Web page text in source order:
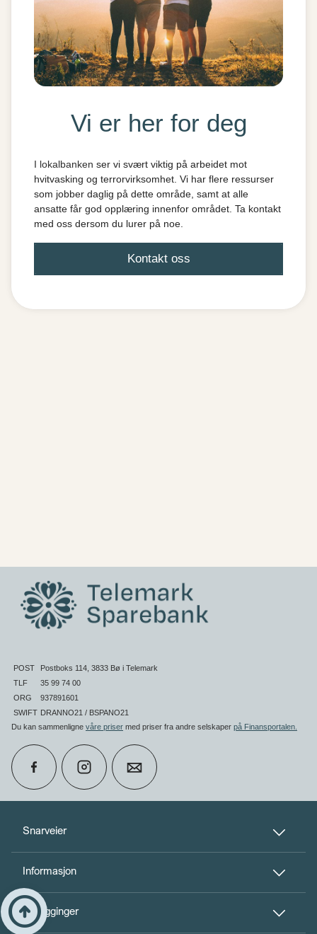
Vi er her for deg
I lokalbanken ser vi svært viktig på arbeidet mot
hvitvasking og terrorvirksomhet. Vi har flere ressurser
som jobber daglig på dette område, samt at alle
ansatte får god opplæring innenfor området. Ta kontakt
med oss dersom du lurer på noe.
Kontakt oss
Snarveier
Informasjon
Innlogginger
POST
Postboks 114, 3833 Bø i Telemark
TLF
35 99 74 00
ORG
937891601
SWIFT DRANNO21 / BSPANO21
Du kan sammenligne våre priser med priser fra andre selskaper på Finansportalen
arrow_circle_up